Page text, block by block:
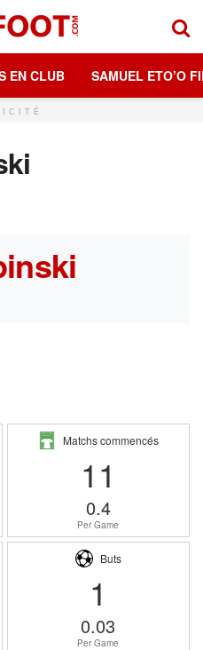
EN CLUB SAMUEL ETO’O
Matchs commencés
11
0.4
Per Game
Buts
1
0.03
Per Game